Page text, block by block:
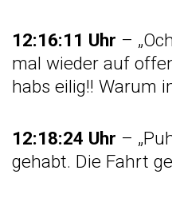
12:16:11 Uhr –
mal wieder auf
habs eilig!! Warum
12:18:24 Uhr –
gehabt. Die Fahrt